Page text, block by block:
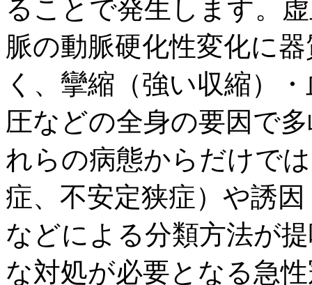
ることで発生します。
脈の動脈硬化性変化に
く、攣縮（強い収縮）
圧などの全身の要因で
れらの病態からだけで
症、不安定狭症）や誘
などによる分類方法が
な対処が必要となる急